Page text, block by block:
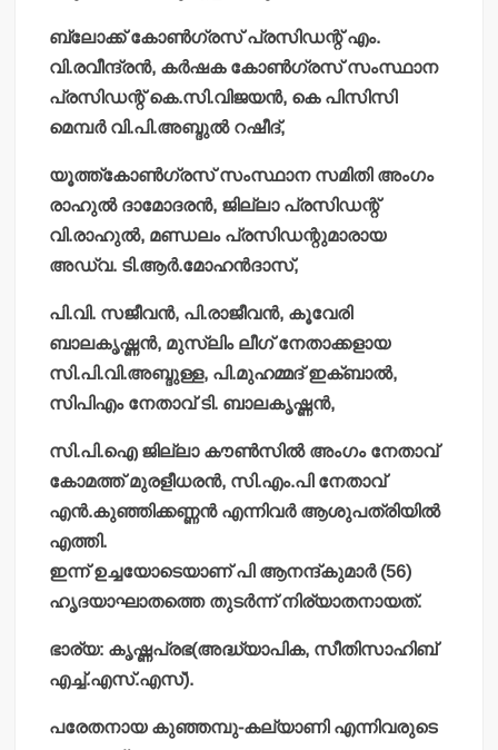
ബ്ലോക്ക് കോണ്‍ഗ്രസ് പ്രസിഡന്റ് എം.
വി.രവീന്ദ്രന്‍, കര്‍ഷക കോണ്‍ഗ്രസ് സംസ്ഥാന
പ്രസിഡന്റ് കെ.സി.വിജയന്‍, കെ പിസിസി
മെമ്പര്‍ വി.പി.അബ്ദുല്‍ റഷീദ്,
യൂത്ത്‌കോണ്‍ഗ്രസ് സംസ്ഥാന സമിതി അംഗം
രാഹുല്‍ ദാമോദരന്‍, ജില്ലാ പ്രസിഡന്റ്
വി.രാഹുല്‍, മണ്ഡലം പ്രസിഡന്റുമാരായ
അഡ്വ. ടി.ആര്‍.മോഹന്‍ദാസ്,
പി.വി. സജീവന്‍, പി.രാജീവന്‍, കൂവേരി
ബാലകൃഷ്ണന്‍, മുസ്ലിം ലീഗ് നേതാക്കളായ
സി.പി.വി.അബ്ദുള്ള, പി.മുഹമ്മദ് ഇക്ബാല്‍,
സിപിഎം നേതാവ് ടി. ബാലകൃഷ്ണന്‍,
സി.പി.ഐ ജില്ലാ കൗണ്‍സില്‍ അംഗം നേതാവ്
കോമത്ത് മുരളീധരന്‍, സി.എം.പി നേതാവ്
എന്‍.കുഞ്ഞിക്കണ്ണന്‍ എന്നിവര്‍ ആശുപത്രിയില്‍
എത്തി.
ഇന്ന് ഉച്ചയോടെയാണ് പി ആനന്ദ്കുമാര്‍ (56)
ഹൃദയാഘാതത്തെ തുടര്‍ന്ന് നിര്യാതനായത്.
ഭാര്യ: കൃഷ്ണപ്രഭ(അദ്ധ്യാപിക, സീതിസാഹിബ്
എച്ച്.എസ്.എസ്).
പരേതനായ കുഞ്ഞമ്പു-കല്യാണി എന്നിവരുടെ